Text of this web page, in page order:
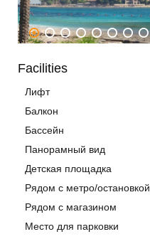
1 2 3 4 5 6 7 8
Facilities
Лифт
Балкон
Бассейн
Панорамный вид
Детская площадка
Рядом с метро/остановкой
Рядом с магазином
Место для парковки